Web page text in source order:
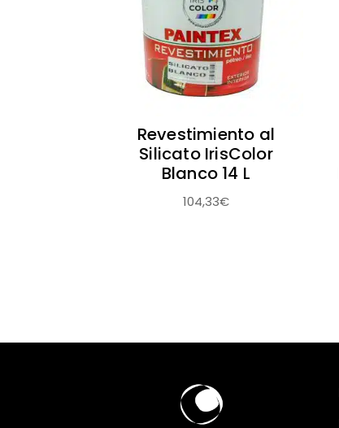
Revestimiento al
Silicato IrisColor
Blanco 14 L
104,33€